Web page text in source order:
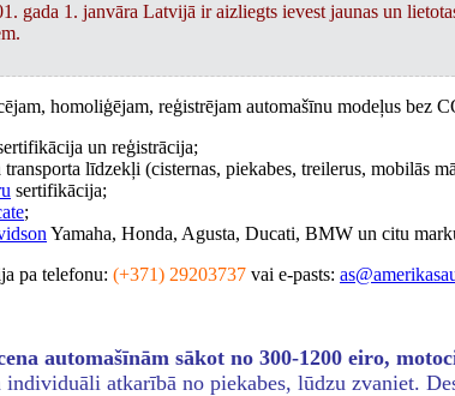
gada 1. janvāra Latvijā ir aizliegts ievest jaunas un
homoliģējam, reģistrējam automašīnu modeļus bez
un reģistrācija;
transporta līdzekļi (cisternas, piekabes, treilerus, mobilās
sertifikācija;
;
Yamaha, Honda, Agusta, Ducati, BMW un citu
pa telefonu: (+371) 29203737 vai e-pasts:
automašīnām sākot no 300-1200 eiro,
individuāli atkarībā no piekabes, lūdzu zvaniet.